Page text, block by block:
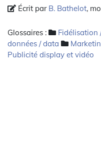
Écrit par B. Bathelot,
Glossaires : Fidélisation
données / data
Publicité display et vidéo